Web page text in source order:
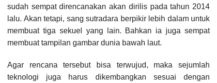
sudah sempat direncanakan akan dirilis pada tahun 2014
lalu. Akan tetapi, sang sutradara berpikir lebih dalam untuk
membuat tiga sekuel yang lain. Bahkan ia juga sempat
membuat tampilan gambar dunia bawah laut.
Agar rencana tersebut bisa terwujud, maka sejumlah
teknologi juga harus dikembangkan sesuai dengan